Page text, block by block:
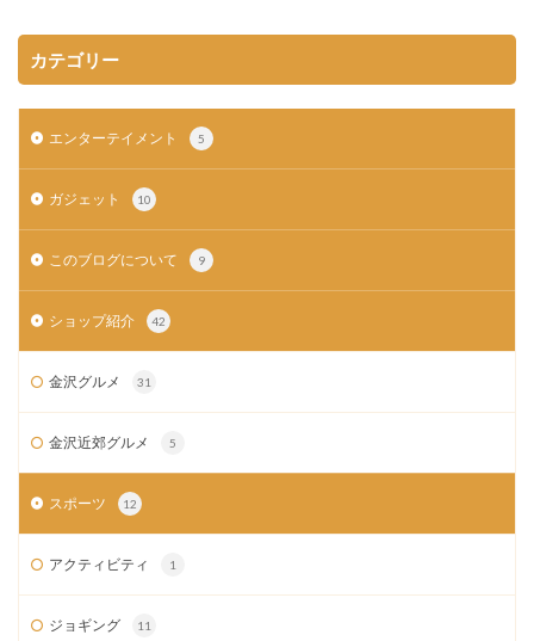
カテゴリー
エンターテイメント 5
ガジェット 10
このブログについて 9
ショップ紹介 42
金沢グルメ 31
金沢近郊グルメ 5
スポーツ 12
アクティビティ 1
ジョギング 11